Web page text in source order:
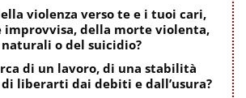
violenza verso te e i tuoi cari,
improvvisa, della morte violenta,
o del suicidio?
di un lavoro, di una stabilità
liberarti dai debiti e dall’usura?